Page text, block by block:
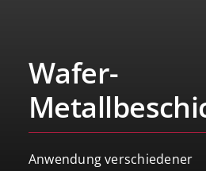
Wafer-
Anwendung verschiedener